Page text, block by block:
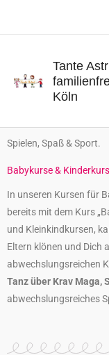
Tante
Köln
Spielen, Spaß & Sport.
Babykurse &
In unseren Kursen für
bereits mit dem Kurs
und Kleinkindkursen,
Eltern klönen und Dich
abwechslungsreichen
Tanz über Krav Maga,
abwechslungsreiches